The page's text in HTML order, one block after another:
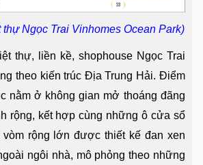
thự Ngọc Trai Vinhomes Ocean Park)
thự, liền kề, shophouse Ngọc Trai
theo kiến trúc Địa Trung Hải. Điểm
nằm ở không gian mở thoáng đãng
rộng, kết hợp cùng những ô cửa sổ
rộng lớn được thiết kế đan xen
ngôi nhà, mô phỏng theo những